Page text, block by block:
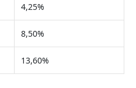
4,25%
8,50%
13,60%